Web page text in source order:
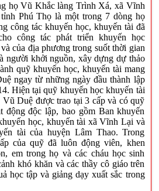
họ Vũ Khắc làng Trình Xá, xã Vĩnh
Phú Thọ là một trong 7 dòng họ
công tác khuyến học, khuyến tài đã
công tác phát triển khuyến học
của địa phương trong suốt thời gian
người khởi nguồn, xây dựng dự thảo
quỹ khuyến học, khuyến tài mang
ngay từ những ngày đầu thành lập
Hiện tại quỹ khuyến học khuyến tài
Vũ Duệ được trao tại 3 cấp và có quỹ
động độc lập, bao gồm Ban khuyến
học, khuyến tài xã Vĩnh Lại và
tài của huyện Lâm Thao. Trong
của quỹ đã luôn động viên, khen
em trong họ và các cháu học sinh
khó khăn và các thầy cô giáo trên
học tập và giảng dạy xuất sắc trong